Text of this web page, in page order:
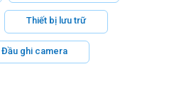
Thiết bị lưu trữ
Đầu ghi camera